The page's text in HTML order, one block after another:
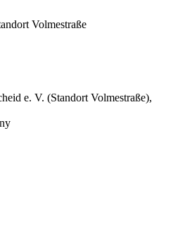
Volmestraße
e. V. (Standort Volmestraße),